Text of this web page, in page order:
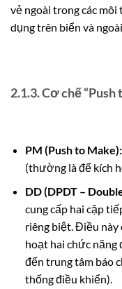
vẻ ngoài trong các
dụng trên biển và
2.1.3. Cơ chế “Push
PM (Push to Make):
(thường là để kích
DD (DPDT –
cung cấp hai cặp
riêng biệt. Điều này
hoạt hai chức năng
đến trung tâm báo
thống điều khiển).